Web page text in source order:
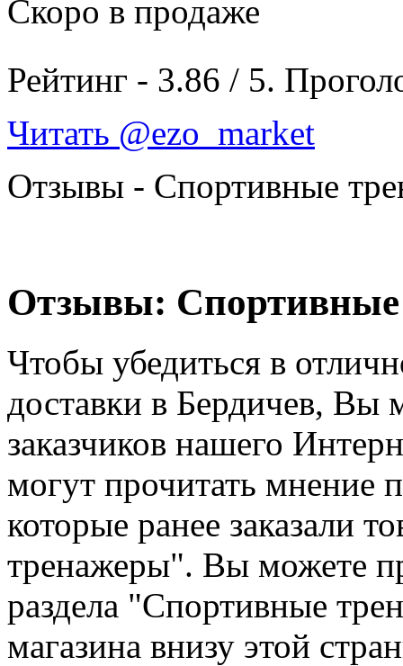
Скоро в продаже
Рейтинг - 3.86 / 5.
Читать @ezo_market
Отзывы - Спортивные
Отзывы: Спортивные
Чтобы убедиться в
доставки в Бердичев, Вы
заказчиков нашего
могут прочитать мнение
которые ранее заказали
тренажеры". Вы можете
раздела "Спортивные
магазина внизу этой